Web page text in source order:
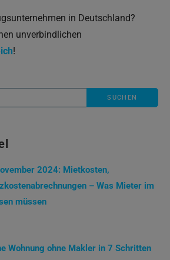
in Deutschland?
unverbindlichen
!
2024: Mietkosten,
– Was Mieter im
müssen
Wohnung ohne Makler in 7 Schritten